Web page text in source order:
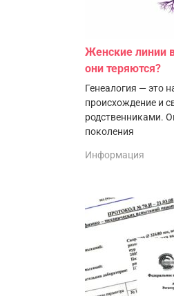
Женские линии
они теряются?
Генеалогия — это
происхождение и
родственниками.
поколения
Информация